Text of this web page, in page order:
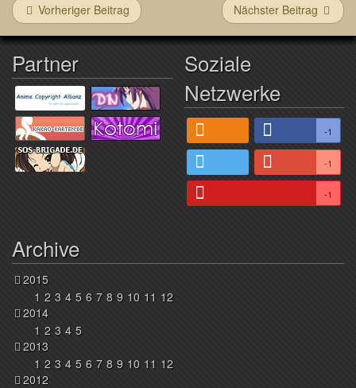
Vorheriger Beitrag Nächster Beitrag
Partner
Soziale
Netzwerke
-1
-1
-1
Archive
2015
1 2 3 4 5 6 7 8 9 10 11 12
2014
1 2 3 4 5
2013
1 2 3 4 5 6 7 8 9 10 11 12
2012